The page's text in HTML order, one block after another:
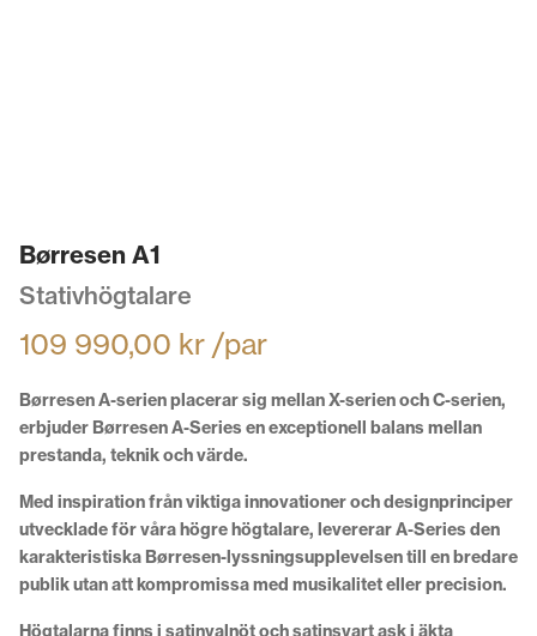
Børresen A1
Stativhögtalare
109 990,00 kr /par
Børresen A-serien placerar sig mellan X-serien och C-serien,
erbjuder Børresen A-Series en exceptionell balans mellan
prestanda, teknik och värde.
Med inspiration från viktiga innovationer och designprinciper
utvecklade för våra högre högtalare, levererar A-Series den
karakteristiska Børresen-lyssningsupplevelsen till en bredare
publik utan att kompromissa med musikalitet eller precision.
Högtalarna finns i satinvalnöt och satinsvart ask i äkta